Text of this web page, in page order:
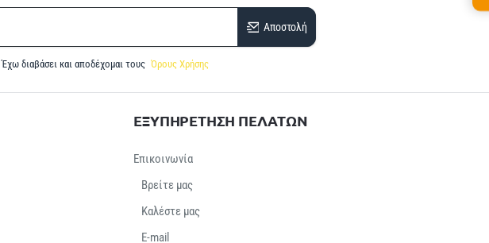
Αποστολή
Έχω διαβάσει και αποδέχομαι τους Όρους Χρήσης
ΕΞΥΠΗΡΕΤΗΣΗ ΠΕΛΑΤΩΝ
Επικοινωνία
Βρείτε μας
Καλέστε μας
E-mail